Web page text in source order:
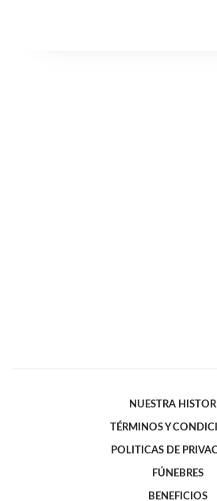
NUESTRA
TÉRMINOS Y
POLITICAS DE
FÚNEBRES
BENEFICIOS